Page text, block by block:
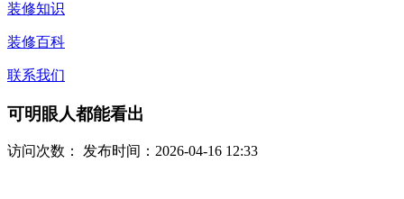
装修知识
装修百科
联系我们
可明眼人都能看出
访问次数： 发布时间：2026-04-16 12:33